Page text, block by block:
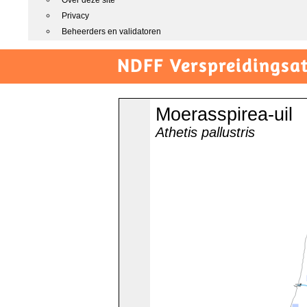
Privacy
Beheerders en validatoren
NDFF